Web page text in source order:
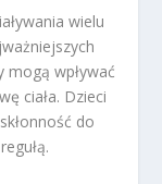
wielu
mogą wpływać
ciała. Dzieci
do